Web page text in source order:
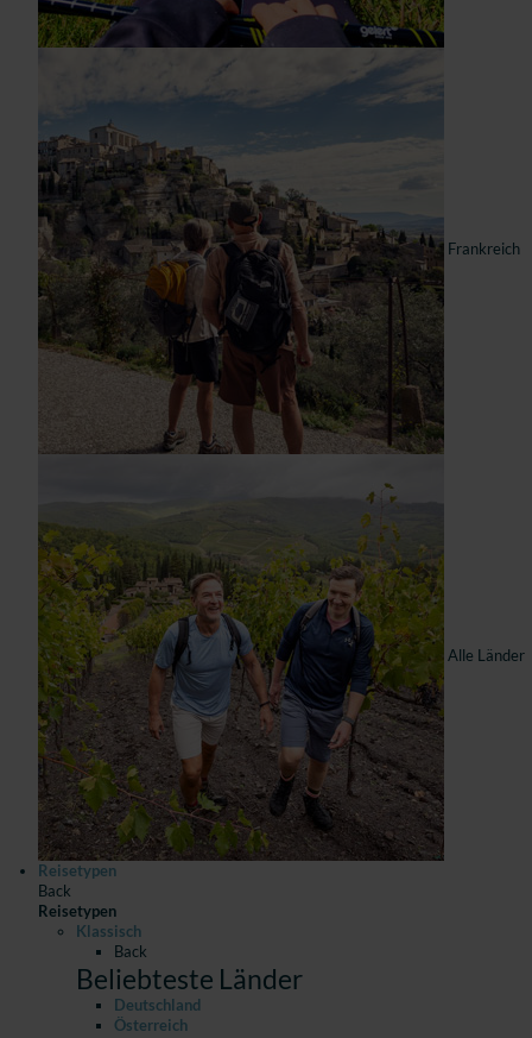
Frankreich
Alle Länder
Reisetypen
Back
Reisetypen
Klassisch
Back
Beliebteste Länder
Deutschland
Österreich